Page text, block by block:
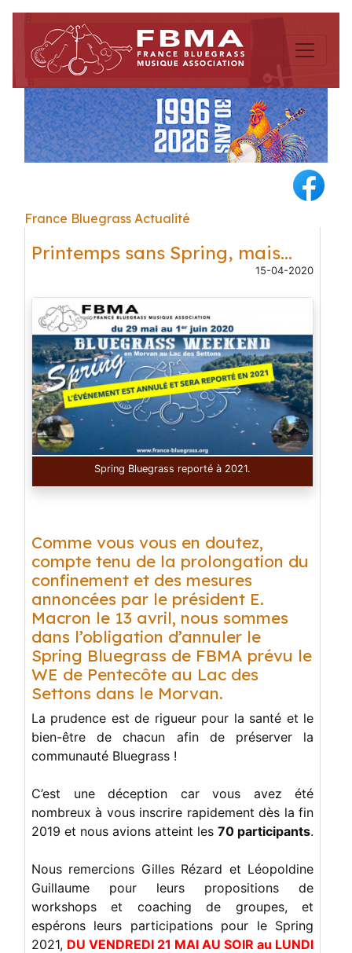
France Bluegrass Actualité
Printemps sans Spring, mais...
15-04-2020
Spring Bluegrass reporté à 2021.
Comme vous vous en doutez,
compte tenu de la prolongation du
confinement et des mesures
annoncées par le président E.
Macron le 13 avril, nous sommes
dans l’obligation d’annuler le
Spring Bluegrass de FBMA prévu le
WE de Pentecôte au Lac des
Settons dans le Morvan.
La prudence est de rigueur pour la santé et le
bien-être de chacun afin de préserver la
communauté Bluegrass !
C’est une déception car vous avez été
nombreux à vous inscrire rapidement dès la fin
2019 et nous avions atteint les 70 participants.
Nous remercions Gilles Rézard et Léopoldine
Guillaume pour leurs propositions de
workshops et coaching de groupes, et
espérons leurs participations pour le Spring
2021, DU VENDREDI 21 MAI AU SOIR au LUNDI